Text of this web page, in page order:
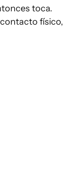
toca.
físico,